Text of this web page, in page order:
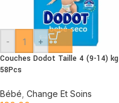
- +
Couches Dodot Taille 4 (9-14) kg
58Pcs
Bébé Change Et Soins